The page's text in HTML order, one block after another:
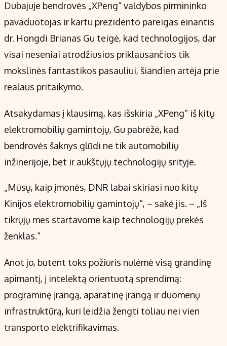
Kontaktai
Regionų naujienos
Indėlių palūkanos
Dubajuje bendrovės „XPeng“ valdybos pirmininko
pavaduotojas ir kartu prezidento pareigas einantis
dr. Hongdi Brianas Gu teigė, kad technologijos, dar
visai neseniai atrodžiusios priklausančios tik
mokslinės fantastikos pasauliui, šiandien artėja prie
realaus pritaikymo.
Atsakydamas į klausimą, kas išskiria „XPeng“ iš kitų
elektromobilių gamintojų, Gu pabrėžė, kad
bendrovės šaknys glūdi ne tik automobilių
inžinerijoje, bet ir aukštųjų technologijų srityje.
„Mūsų, kaip įmonės, DNR labai skiriasi nuo kitų
Kinijos elektromobilių gamintojų“, – sakė jis. – „Iš
tikrųjų mes startavome kaip technologijų prekės
ženklas.“
Anot jo, būtent toks požiūris nulėmė visą grandinę
apimantį, į intelektą orientuotą sprendimą:
programinę įrangą, aparatinę įrangą ir duomenų
infrastruktūrą, kuri leidžia žengti toliau nei vien
transporto elektrifikavimas.